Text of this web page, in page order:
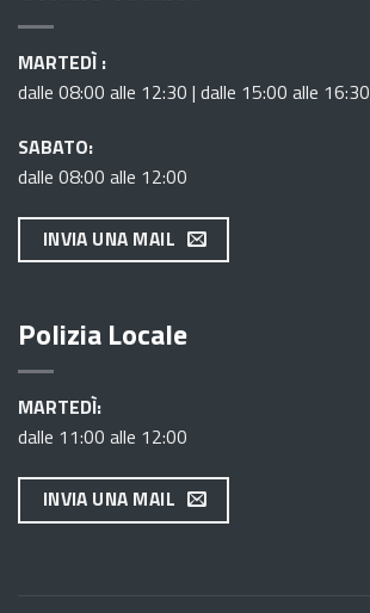
MARTEDÌ :
dalle 08:00 alle 12:30 | dalle 15:00 alle 16:30
SABATO:
dalle 08:00 alle 12:00
INVIA UNA MAIL
Polizia Locale
MARTEDÌ:
dalle 11:00 alle 12:00
INVIA UNA MAIL